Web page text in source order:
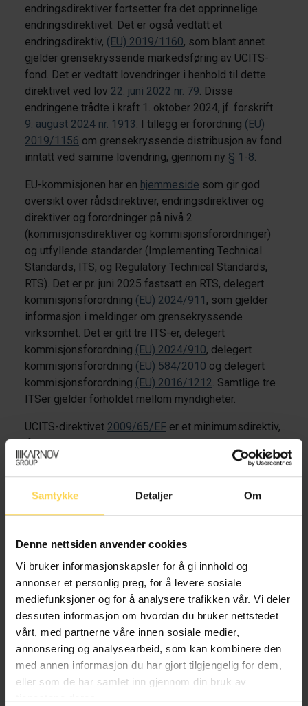
Samtykke Detaljer Om
Denne nettsiden anvender cookies
Vi bruker informasjonskapsler for å gi innhold og
annonser et personlig preg, for å levere sosiale
mediefunksjoner og for å analysere trafikken vår. Vi deler
dessuten informasjon om hvordan du bruker nettstedet
vårt, med partnerne våre innen sosiale medier,
annonsering og analysearbeid, som kan kombinere den
med annen informasjon du har gjort tilgjengelig for dem,
eller som de har samlet inn gjennom din bruk av
tjenestene deres.
endringsdirektiver fortsetter fra det opprinnelige
endringsdirektivet. Det er også vedtatt et
endringsdirektiv, (EU) 2019/1160, som blant annet
gjelder grensekryssende markedsføring av UCITS-
fond. Det er vedtatt lovendringer i henhold til dette
direktivet ved lov 22. juni 2022 nr. 79 . Disse
endringene trådte i kraft 1. oktober 2024, jf. forskrift
9. august 2024 nr. 1913 . I tillegg er forordning (EU)
2019/1156 om grensekryssende distribusjon av fond
inntatt ved samme lovendring, gjennom ny § 1-8
EU-kommisjonen har en hjemmeside som gir god
oversikt over rådsdirektiver, endringsdirektiver og
direktiver og forordninger på nivå 2
(kommisjonsdirektiver og kommisjonsforordninger)
og utfyllende standarder (Implementing Technical
Standards, ITS, og Regulatory Technical Standards,
RTS). Det er pr. juni 2025 fastsatt en RTS, delegert
kommisjonsforordning (EU) 2024/911 , som gjelder
informasjon i meldinger om grensekryssende
virksomhet. Det er gitt tre ITS-er, delegert
kommisjonsforordning (EU) 2024/910, delegert
kommisjonsforordning (EU) 584/2010 og delegert
kommisjonsforordning (EU) 2016/1212 . Samtlige tre
ITSer gjelder forholdet mellom myndigheter.
UCITS-direktivet 2009/65/EF er et minimumsdirektiv,
jf.artikkel 1nr. 7. Det enkelte medlemsland kan
fastsette strengere krav og tilleggskrav for fond og
forvaltningsselskap som er etablert innenfor deres
territorium. Slike strengere krav, eventuelt
forvaltningsselskap som ønsker å drive
grensekryssende aktuelle landet, jf.
I 2011 ble direktiv om alternative investeringsfond
(AIFMD)2011/61/EU vedtatt. Direktivet ble
gjennomført i lov20. juni 2014 nr. 28 om forvaltning av
alternative investeringsfond (AIF-loven). Dette
direktivet er et fullharmoniseringsdirektiv innenfor sitt
område, jf.artikkel 1. Forvaltning av verdipapirfond
som ikke tilfredsstiller kravene i UCITS-direktivet, må
følgelig tilfredsstille AIFMD.